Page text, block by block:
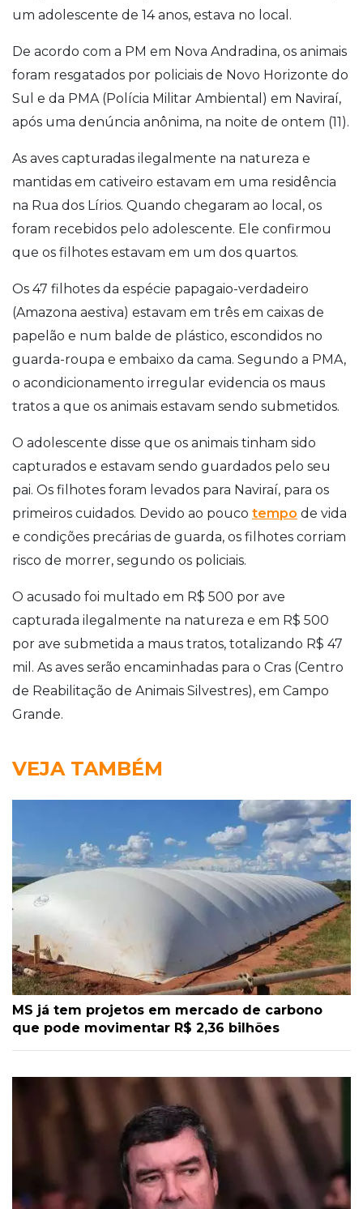
um adolescente de 14 anos, estava no local.
De acordo com a PM em Nova Andradina, os animais
foram resgatados por policiais de Novo Horizonte do
Sul e da PMA (Polícia Militar Ambiental) em Naviraí,
após uma denúncia anônima, na noite de ontem (11).
As aves capturadas ilegalmente na natureza e
mantidas em cativeiro estavam em uma residência
na Rua dos Lírios. Quando chegaram ao local, os
foram recebidos pelo adolescente. Ele confirmou
que os filhotes estavam em um dos quartos.
Os 47 filhotes da espécie papagaio-verdadeiro
(Amazona aestiva) estavam em três em caixas de
papelão e num balde de plástico, escondidos no
guarda-roupa e embaixo da cama. Segundo a PMA,
o acondicionamento irregular evidencia os maus
tratos a que os animais estavam sendo submetidos.
O adolescente disse que os animais tinham sido
capturados e estavam sendo guardados pelo seu
pai. Os filhotes foram levados para Naviraí, para os
primeiros cuidados. Devido ao pouco tempo de vida
e condições precárias de guarda, os filhotes corriam
risco de morrer, segundo os policiais.
O acusado foi multado em R$ 500 por ave
capturada ilegalmente na natureza e em R$ 500
por ave submetida a maus tratos, totalizando R$ 47
mil. As aves serão encaminhadas para o Cras (Centro
de Reabilitação de Animais Silvestres), em Campo
Grande.
VEJA TAMBÉM
MS já tem projetos em mercado de carbono
que pode movimentar R$ 2,36 bilhões